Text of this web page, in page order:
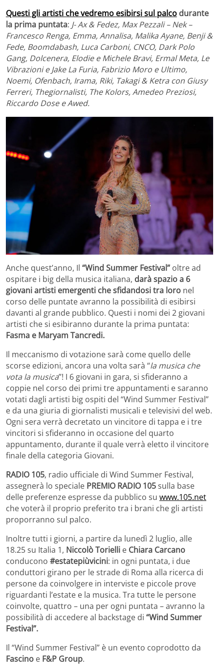
Questi gli artisti che vedremo esibirsi sul palco durante
la prima puntata: J- Ax & Fedez, Max Pezzali – Nek –
Francesco Renga, Emma, Annalisa, Malika Ayane, Benji &
Fede, Boomdabash, Luca Carboni, CNCO, Dark Polo
Gang, Dolcenera, Elodie e Michele Bravi, Ermal Meta, Le
Vibrazioni e Jake La Furia, Fabrizio Moro e Ultimo,
Noemi, Ofenbach, Irama, Riki, Takagi & Ketra con Giusy
Ferreri, Thegiornalisti, The Kolors, Amedeo Preziosi,
Riccardo Dose e Awed.
Anche quest’anno, Il “Wind Summer Festival” oltre ad
ospitare i big della musica italiana, darà spazio a 6
giovani artisti emergenti che sfidandosi tra loro nel
corso delle puntate avranno la possibilità di esibirsi
davanti al grande pubblico. Questi i nomi dei 2 giovani
artisti che si esibiranno durante la prima puntata:
Fasma e Maryam Tancredi.
Il meccanismo di votazione sarà come quello delle
scorse edizioni, ancora una volta sarà “la musica che
vota la musica”! I 6 giovani in gara, si sfideranno a
coppie nel corso dei primi tre appuntamenti e saranno
votati dagli artisti big ospiti del “Wind Summer Festival”
e da una giuria di giornalisti musicali e televisivi del web.
Ogni sera verrà decretato un vincitore di tappa e i tre
vincitori si sfideranno in occasione del quarto
appuntamento, durante il quale verrà eletto il vincitore
finale della categoria Giovani.
RADIO 105, radio ufficiale di Wind Summer Festival,
assegnerà lo speciale PREMIO RADIO 105sulla base
delle preferenze espresse da pubblico su www.105.net
che voterà il proprio preferito tra i brani che gli artisti
proporranno sul palco.
Inoltre tutti i giorni, a partire da lunedì 2 luglio, alle
18.25 su Italia 1, Niccolò Torielli e Chiara Carcano
conducono #estatepiùvicini: in ogni puntata, i due
conduttori girano per le strade di Roma alla ricerca di
persone da coinvolgere in interviste e piccole prove
riguardanti l’estate e la musica. Tra tutte le persone
coinvolte, quattro – una per ogni puntata – avranno la
possibilità di accedere al backstage di “Wind Summer
Festival”.
Il “Wind Summer Festival” è un evento coprodotto da
Fascino e F&P Group.